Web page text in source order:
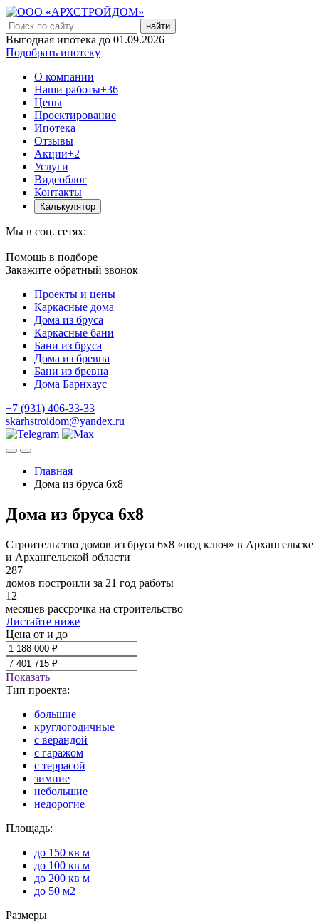
найти
Выгодная ипотека до 01.09.2026
Подобрать ипотеку
О компании
Наши работы+36
Цены
Проектирование
Ипотека
Отзывы
Акции+2
Услуги
Видеоблог
Контакты
Калькулятор
Мы в соц. сетях:
Помощь в подборе
Закажите обратный звонок
Проекты и цены
Каркасные дома
Дома из бруса
Каркасные бани
Бани из бруса
Дома из бревна
Бани из бревна
Дома Барнхаус
+7 (931) 406-33-33
skarhstroidom@yandex.ru
Главная
Дома из бруса 6x8
Дома из бруса 6x8
Строительство домов из бруса 6х8 «под ключ» в Архангельске
и Архангельской области
287
домов построили за 21 год работы
12
месяцев рассрочка на строительство
Листайте ниже
Цена от и до
Показать
Тип проекта:
большие
круглогодичные
с верандой
с гаражом
с террасой
зимние
небольшие
недорогие
Площадь:
до 150 кв м
до 100 кв м
до 200 кв м
до 50 м2
Размеры